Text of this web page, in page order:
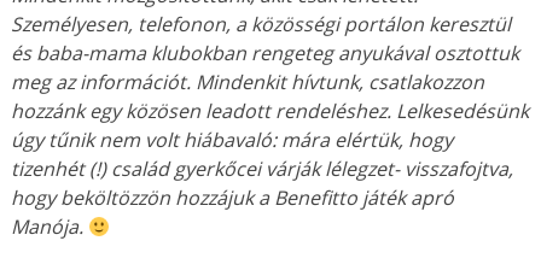
Személyesen, telefonon, a közösségi portálon keresztül
és baba-mama klubokban rengeteg anyukával osztottuk
meg az információt. Mindenkit hívtunk, csatlakozzon
hozzánk egy közösen leadott rendeléshez. Lelkesedésünk
úgy tűnik nem volt hiábavaló: mára elértük, hogy
tizenhét (!) család gyerkőcei várják lélegzet- visszafojtva,
hogy beköltözzön hozzájuk a Benefitto játék apró
Manója.